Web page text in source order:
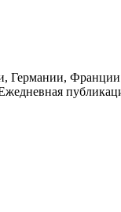
Германии,